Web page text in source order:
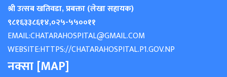
श्री उत्सब खतिवडा, प्रबक्ता (लेखा सहायक)
९८१६३३८६१४,०२५-५५००११
EMAIL:CHATARAHOSPITAL@GMAIL.COM
WEBSITE:HTTPS://CHATARAHOSPITAL.P1.GOV.NP
नक्सा [MAP]